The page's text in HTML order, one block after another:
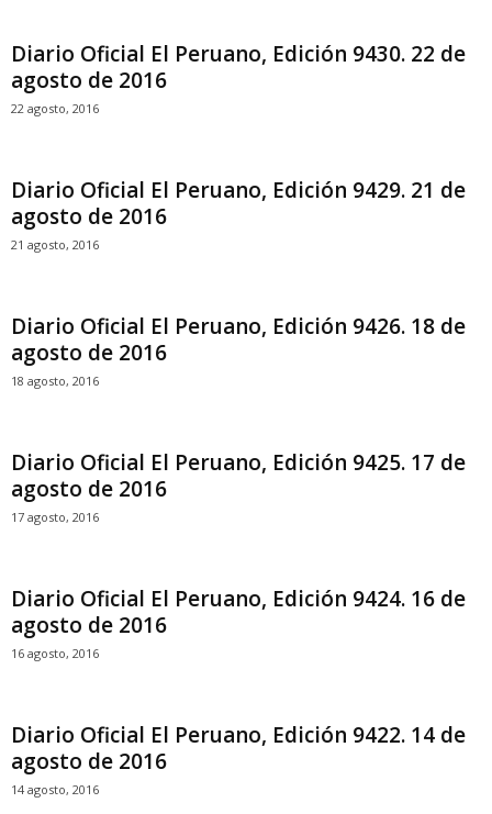
Diario Oficial El Peruano, Edición 9430. 22 de
agosto de 2016
22 agosto, 2016
Diario Oficial El Peruano, Edición 9429. 21 de
agosto de 2016
21 agosto, 2016
Diario Oficial El Peruano, Edición 9426. 18 de
agosto de 2016
18 agosto, 2016
Diario Oficial El Peruano, Edición 9425. 17 de
agosto de 2016
17 agosto, 2016
Diario Oficial El Peruano, Edición 9424. 16 de
agosto de 2016
16 agosto, 2016
Diario Oficial El Peruano, Edición 9422. 14 de
agosto de 2016
14 agosto, 2016